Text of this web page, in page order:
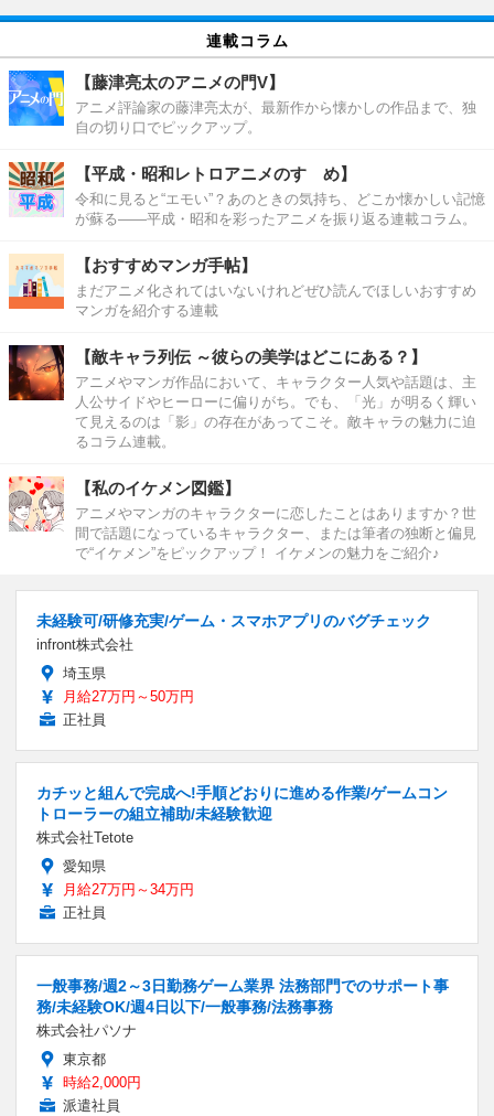
連載コラム
【藤津亮太のアニメの門V】
アニメ評論家の藤津亮太が、最新作から懐かしの作品まで、独
自の切り口でピックアップ。
【平成・昭和レトロアニメのすゝめ】
令和に見ると“エモい”？あのときの気持ち、どこか懐かしい記憶
が蘇る――平成・昭和を彩ったアニメを振り返る連載コラム。
【おすすめマンガ手帖】
まだアニメ化されてはいないけれどぜひ読んでほしいおすすめ
マンガを紹介する連載
【敵キャラ列伝 ～彼らの美学はどこにある？】
アニメやマンガ作品において、キャラクター人気や話題は、主
人公サイドやヒーローに偏りがち。でも、「光」が明るく輝い
て見えるのは「影」の存在があってこそ。敵キャラの魅力に迫
るコラム連載。
【私のイケメン図鑑】
アニメやマンガのキャラクターに恋したことはありますか？世
間で話題になっているキャラクター、または筆者の独断と偏見
で“イケメン”をピックアップ！ イケメンの魅力をご紹介♪
未経験可/研修充実/ゲーム・スマホアプリのバグチェック
infront株式会社
埼玉県
月給27万円～50万円
正社員
カチッと組んで完成へ!手順どおりに進める作業/ゲームコン
トローラーの組立補助/未経験歓迎
株式会社Tetote
愛知県
月給27万円～34万円
正社員
一般事務/週2～3日勤務ゲーム業界 法務部門でのサポート事
務/未経験OK/週4日以下/一般事務/法務事務
株式会社パソナ
東京都
時給2,000円
派遣社員